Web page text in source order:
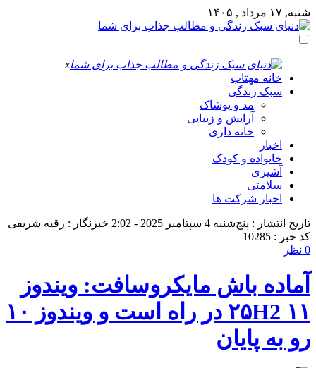
شنبه, ۱۷ مرداد , ۱۴۰۵
x
خانه مهتاب
سبک زندگی
مد و پوشاک
آرایش و زیبایی
خانه داری
اخبار
خانواده و کودک
آشپزی
سلامتی
اخبار شرکت ها
تاریخ انتشار : پنج‌شنبه 4 سپتامبر 2025 - 2:02
خبرنگار : رقیه شریفی
کد خبر : 10285
0 نظر
آماده باش مایکروسافت: ویندوز
۱۱ ۲۵H2 در راه است و ویندوز ۱۰
رو به پایان